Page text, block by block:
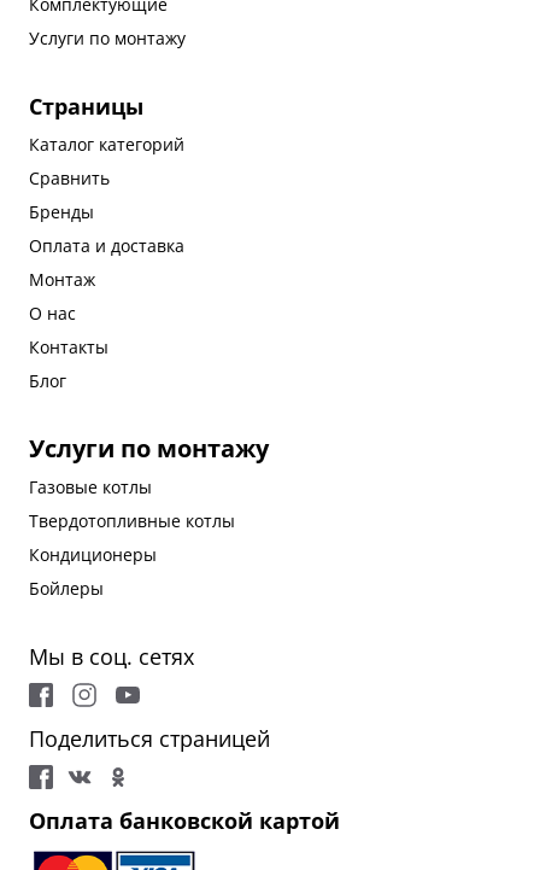
Услуги по монтажу
Страницы
Каталог категорий
Сравнить
Бренды
Оплата и доставка
Монтаж
О нас
Контакты
Блог
Услуги по монтажу
Газовые котлы
Твердотопливные котлы
Кондиционеры
Бойлеры
Мы в соц. сетях
Поделиться страницей
Оплата банковской картой